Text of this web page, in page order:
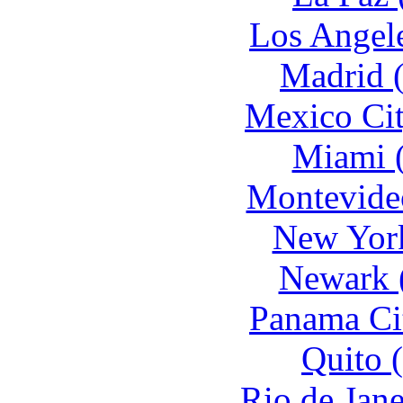
Los
Madrid
Mexico
Miami
New
Newark
Panama
Quito